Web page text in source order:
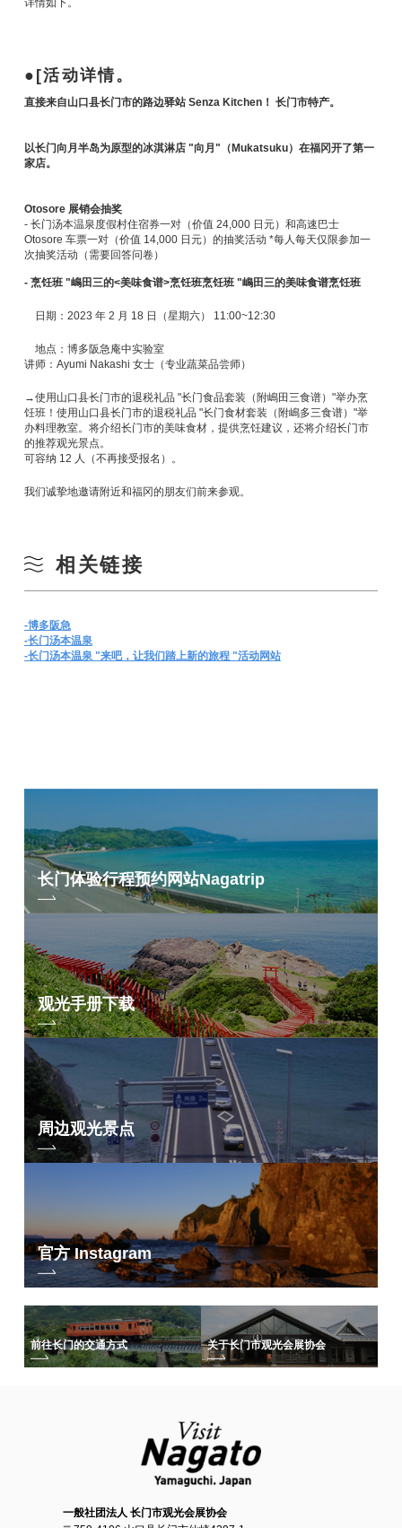
详情如下。
[活动详情。
直接来自山口县长门市的路边驿站 Senza Kitchen！ 长门市特产。
以长门向月半岛为原型的冰淇淋店 "向月"（Mukatsuku）在福冈开了第一
家店。
Otosore 展销会抽奖
- 长门汤本温泉度假村住宿券一对（价值 24,000 日元）和高速巴士
Otosore 车票一对（价值 14,000 日元）的抽奖活动 *每人每天仅限参加一
次抽奖活动（需要回答问卷）
- 烹饪班 "嶋田三的<美味食谱>烹饪班烹饪班 "嶋田三的美味食谱烹饪班
日期：2023 年 2 月 18 日（星期六） 11:00~12:30
地点：博多阪急庵中实验室
讲师：Ayumi Nakashi 女士（专业蔬菜品尝师）
→使用山口县长门市的退税礼品 "长门食品套装（附嶋田三食谱）"举办烹
饪班！使用山口县长门市的退税礼品 "长门食材套装（附嶋多三食谱）"举
办料理教室。将介绍长门市的美味食材，提供烹饪建议，还将介绍长门市
的推荐观光景点。
可容纳 12 人（不再接受报名）。
我们诚挚地邀请附近和福冈的朋友们前来参观。
相关链接
-博多阪急
-长门汤本温泉
-长门汤本温泉 "来吧，让我们踏上新的旅程 "活动网站
长门体验行程预约网站Nagatrip
观光手册下载
周边观光景点
官方 Instagram
前往长门的交通方式 关于长门市观光会展协会
一般社团法人 长门市观光会展协会